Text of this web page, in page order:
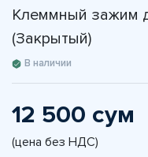
Клеммный зажим
(Закрытый)
В наличии
12 500 сум
(цена без НДС)